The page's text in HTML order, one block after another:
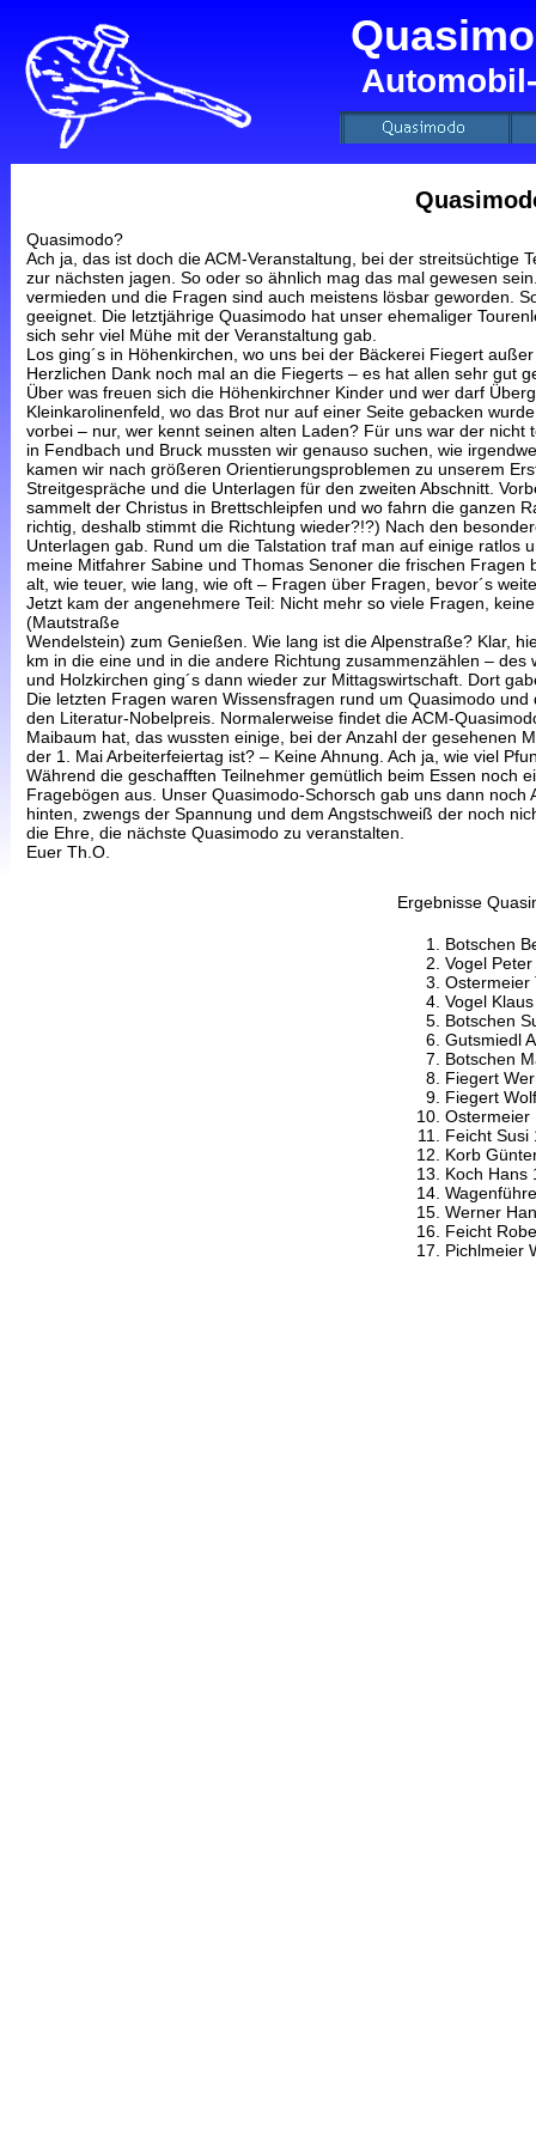
Quasimodo?
Ach ja, das ist doch die ACM-Veranstaltung, bei der
zur nächsten jagen. So oder so ähnlich mag das mal gewesen
vermieden und die Fragen sind auch meistens lösbar geworden.
geeignet. Die letztjährige Quasimodo hat unser ehemaliger
sich sehr viel Mühe mit der Veranstaltung gab.
Los ging´s in Höhenkirchen, wo uns bei der Bäckerei Fiegert
Herzlichen Dank noch mal an die Fiegerts – es hat allen sehr gut
Über was freuen sich die Höhenkirchner Kinder und wer darf
Kleinkarolinenfeld, wo das Brot nur auf einer Seite gebacken
vorbei – nur, wer kennt seinen alten Laden? Für uns war der
in Fendbach und Bruck mussten wir genauso suchen, wie
kamen wir nach größeren Orientierungsproblemen zu unserem
Streitgespräche und die Unterlagen für den zweiten Abschnitt.
sammelt der Christus in Brettschleipfen und wo fahrn die ganzen
richtig, deshalb stimmt die Richtung wieder?!?) Nach den
Unterlagen gab. Rund um die Talstation traf man auf einige
meine Mitfahrer Sabine und Thomas Senoner die frischen
alt, wie teuer, wie lang, wie oft – Fragen über Fragen, bevor´s
Jetzt kam der angenehmere Teil: Nicht mehr so viele Fragen,
(Mautstraße
Wendelstein) zum Genießen. Wie lang ist die Alpenstraße? Klar,
km in die eine und in die andere Richtung zusammenzählen –
und Holzkirchen ging´s dann wieder zur Mittagswirtschaft. Dort
Die letzten Fragen waren Wissensfragen rund um Quasimodo
den Literatur-Nobelpreis. Normalerweise findet die ACM-
Maibaum hat, das wussten einige, bei der Anzahl der gesehenen
der 1. Mai Arbeiterfeiertag ist? – Keine Ahnung. Ach ja, wie viel
Während die geschafften Teilnehmer gemütlich beim Essen noch
Fragebögen aus. Unser Quasimodo-Schorsch gab uns dann
hinten, zwengs der Spannung und dem Angstschweiß der noch
die Ehre, die nächste Quasimodo zu veranstalten.
Euer Th.O.
Ergebnisse
Botschen
Vogel
Ostermeier
Vogel
Botschen
Gutsmiedl
Botschen
Fiegert
Fiegert
Ostermeier
Feicht Susi
Korb
Koch Hans
Werner
Feicht
Pichlmeier